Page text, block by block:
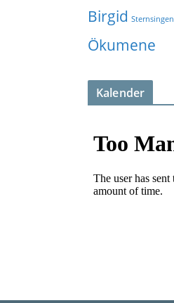
Birgid Sternsingen
Ökumene
Kalender